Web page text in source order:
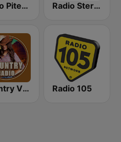
Radio Piterpan Radio Stereocittà
Country Vibes Radio 105